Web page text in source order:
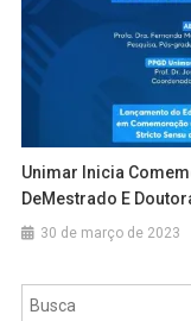
Unimar Inicia
DeMestrado E
30 de março de 2023
Pesquisar